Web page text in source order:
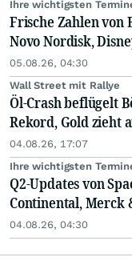
Ihre wichtigsten
Frische Zahlen von
Novo Nordisk,
05.08.26, 04:30
Wall Street mit Rallye
Öl-Crash beflügelt
Rekord, Gold zieht
04.08.26, 17:07
Ihre wichtigsten
Q2-Updates von
Continental, Merck
04.08.26, 04:30